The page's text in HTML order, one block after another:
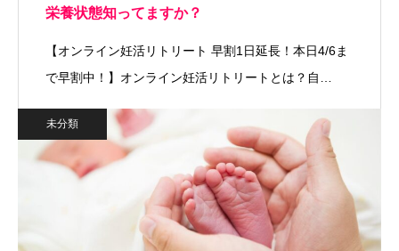
栄養状態知ってますか？
【オンライン妊活リトリート 早割1日延長！本日4/6ま
で早割中！】オンライン妊活リトリートとは？自…
未分類